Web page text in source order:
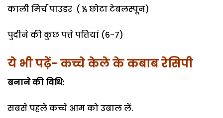
काली मिर्च पाउडर ( ¼ छोटा टेबलस्पून)
पुदीने की कुछ पत्ते पत्तियां (6-7)
ये भी पढ़ें- कच्चे केले के कबाब रेसिपी
बनाने की विधि:
सबसे पहले कच्चे आम को उबाल लें.